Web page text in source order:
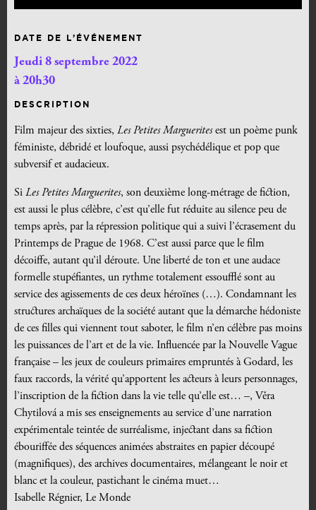
DATE DE L’ÉVÉNEMENT
Jeudi 8 septembre 2022
à 20h30
DESCRIPTION
Film majeur des sixties, Les Petites Margueritesest un poème punk
féministe, débridé et loufoque, aussi psychédélique et pop que
subversif et audacieux.
Si Les Petites Marguerites, son deuxième long-métrage de fiction,
est aussi le plus célèbre, c’est qu’elle fut réduite au silence peu de
temps après, par la répression politique qui a suivi l’écrasement du
Printemps de Prague de 1968. C’est aussi parce que le film
décoiffe, autant qu’il déroute. Une liberté de ton et une audace
formelle stupéfiantes, un rythme totalement essoufflé sont au
service des agissements de ces deux héroïnes (…). Condamnant les
structures archaïques de la société autant que la démarche hédoniste
de ces filles qui viennent tout saboter, le film n’en célèbre pas moins
les puissances de l’art et de la vie. Influencée par la Nouvelle Vague
française – les jeux de couleurs primaires empruntés à Godard, les
faux raccords, la vérité qu’apportent les acteurs à leurs personnages,
l’inscription de la fiction dans la vie telle qu’elle est… –, Věra
Chytilová a mis ses enseignements au service d’une narration
expérimentale teintée de surréalisme, injectant dans sa fiction
ébouriffée des séquences animées abstraites en papier découpé
(magnifiques), des archives documentaires, mélangeant le noir et
blanc et la couleur, pastichant le cinéma muet…
Isabelle Régnier, Le Monde